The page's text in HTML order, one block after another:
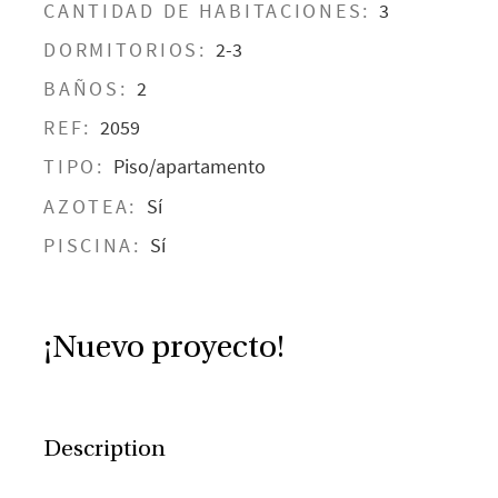
CANTIDAD DE HABITACIONES: 3
DORMITORIOS: 2-3
BAÑOS: 2
REF: 2059
TIPO: Piso/apartamento
AZOTEA:
Sí
PISCINA: Sí
¡Nuevo proyecto!
Description